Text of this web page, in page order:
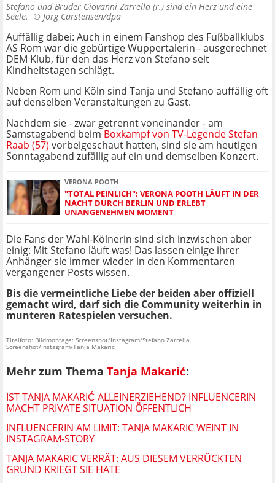
Stefano und Bruder Giovanni Zarrella (r.) sind ein Herz und eine
Seele. © Jörg Carstensen/dpa
Auffällig dabei: Auch in einem Fanshop des Fußballklubs
AS Rom war die gebürtige Wuppertalerin - ausgerechnet
DEM Klub, für den das Herz von Stefano seit
Kindheitstagen schlägt.
Neben Rom und Köln sind Tanja und Stefano auffällig oft
auf denselben Veranstaltungen zu Gast.
Nachdem sie - zwar getrennt voneinander - am
Samstagabend beim Boxkampf von TV-Legende Stefan
Raab (57) vorbeigeschaut hatten, sind sie am heutigen
Sonntagabend zufällig auf ein und demselben Konzert.
VERONA POOTH
"TOTAL PEINLICH": VERONA POOTH LÄUFT IN DER
NACHT DURCH BERLIN UND ERLEBT
UNANGENEHMEN MOMENT
Die Fans der Wahl-Kölnerin sind sich inzwischen aber
einig: Mit Stefano läuft was! Das lassen einige ihrer
Anhänger sie immer wieder in den Kommentaren
vergangener Posts wissen.
Bis die vermeintliche Liebe der beiden aber offiziell
gemacht wird, darf sich die Community weiterhin in
munteren Ratespielen versuchen.
Titelfoto: Bildmontage: Screenshot/Instagram/Stefano Zarrella,
Screenshot/Instagram/Tanja Makaric
Mehr zum Thema Tanja Makarić:
IST TANJA MAKARIĆ ALLEINERZIEHEND? INFLUENCERIN
MACHT PRIVATE SITUATION ÖFFENTLICH
INFLUENCERIN AM LIMIT: TANJA MAKARIC WEINT IN
INSTAGRAM-STORY
TANJA MAKARIC VERRÄT: AUS DIESEM VERRÜCKTEN
GRUND KRIEGT SIE HATE